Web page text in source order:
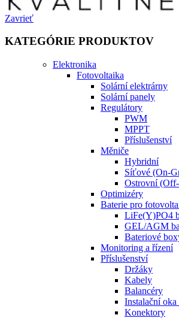
Zavrieť
KATEGÓRIE PRODUKTOV
Elektronika
Fotovoltaika
Solární elektrárny
Solární panely
Regulátory
PWM
MPPT
Příslušenství
Měniče
Hybridní
Síťové (On-
Ostrovní
Optimizéry
Baterie pro
LiFe(Y)PO4
GEL/AGM
Bateriové
Monitoring a řízení
Příslušenství
Držáky
Kabely
Balancéry
Instalační
Konektory